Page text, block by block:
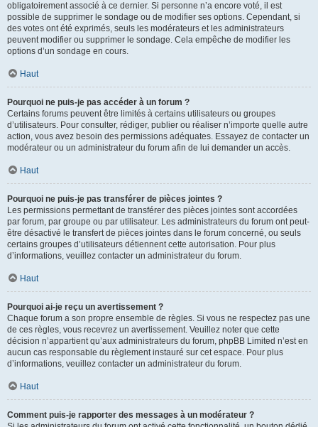
obligatoirement associé à ce dernier. Si personne n’a encore voté, il est
possible de supprimer le sondage ou de modifier ses options. Cependant, si
des votes ont été exprimés, seuls les modérateurs et les administrateurs
peuvent modifier ou supprimer le sondage. Cela empêche de modifier les
options d’un sondage en cours.
Haut
Pourquoi ne puis-je pas accéder à un forum ?
Certains forums peuvent être limités à certains utilisateurs ou groupes
d’utilisateurs. Pour consulter, rédiger, publier ou réaliser n’importe quelle autre
action, vous avez besoin des permissions adéquates. Essayez de contacter un
modérateur ou un administrateur du forum afin de lui demander un accès.
Haut
Pourquoi ne puis-je pas transférer de pièces jointes ?
Les permissions permettant de transférer des pièces jointes sont accordées
par forum, par groupe ou par utilisateur. Les administrateurs du forum ont peut-
être désactivé le transfert de pièces jointes dans le forum concerné, ou seuls
certains groupes d’utilisateurs détiennent cette autorisation. Pour plus
d’informations, veuillez contacter un administrateur du forum.
Haut
Pourquoi ai-je reçu un avertissement ?
Chaque forum a son propre ensemble de règles. Si vous ne respectez pas une
de ces règles, vous recevrez un avertissement. Veuillez noter que cette
décision n’appartient qu’aux administrateurs du forum, phpBB Limited n’est en
aucun cas responsable du règlement instauré sur cet espace. Pour plus
d’informations, veuillez contacter un administrateur du forum.
Haut
Comment puis-je rapporter des messages à un modérateur ?